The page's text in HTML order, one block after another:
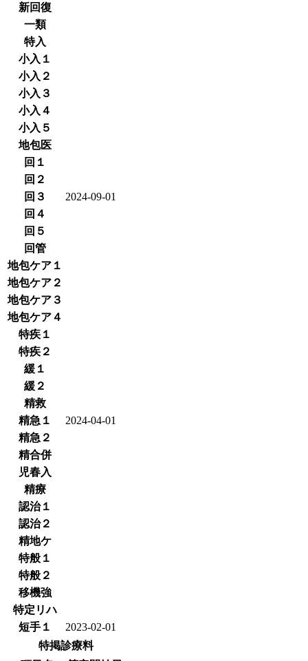
新回復
一類
特入
小入１
小入２
小入３
小入４
小入５
地包医
回１
回２
回３
2024-09-01
回４
回５
回管
地包ケア１
地包ケア２
地包ケア３
地包ケア４
特疾１
特疾２
緩１
緩２
精救
精急１
2024-04-01
精急２
精合併
児春入
精療
認治１
認治２
精地ケ
特般１
特般２
移機強
特定リハ
短手１
2023-02-01
特掲診療料